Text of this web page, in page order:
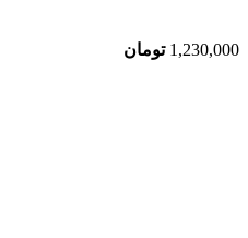
1,230,000 تومان